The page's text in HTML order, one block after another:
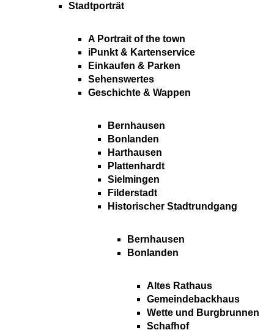
Stadtporträt
A Portrait of the town
iPunkt & Kartenservice
Einkaufen & Parken
Sehenswertes
Geschichte & Wappen
Bernhausen
Bonlanden
Harthausen
Plattenhardt
Sielmingen
Filderstadt
Historischer Stadtrundgang
Bernhausen
Bonlanden
Altes Rathaus
Gemeindebackhaus
Wette und Burgbrunnen
Schafhof